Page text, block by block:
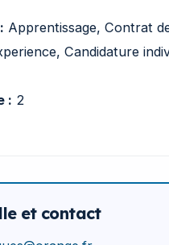
Apprentissage, Contrat
Candidature
: 2
et contact